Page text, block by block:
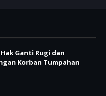
Ganti Rugi dan
Korban Tumpahan